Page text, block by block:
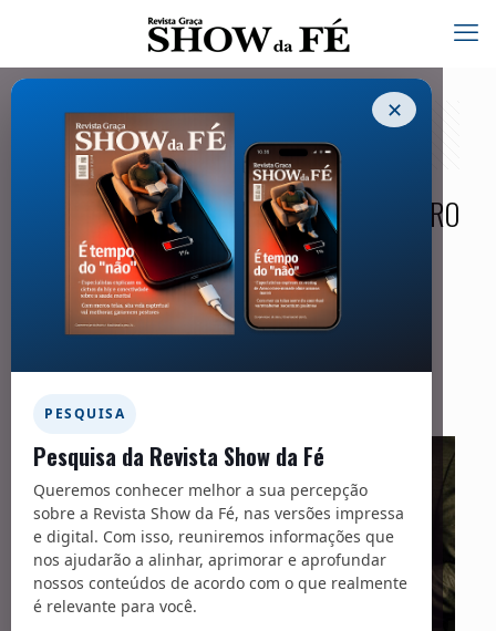
✕
PESQUISA
Pesquisa da Revista Show da Fé
Queremos conhecer melhor a sua percepção
sobre a Revista Show da Fé, nas versões impressa
e digital. Com isso, reuniremos informações que
nos ajudarão a alinhar, aprimorar e aprofundar
nossos conteúdos de acordo com o que realmente
é relevante para você.
DONS MINISTERIAIS (PARTE 2):
PASTOR, DOUTOR E DONS DE SOCORRO
15/09/2025